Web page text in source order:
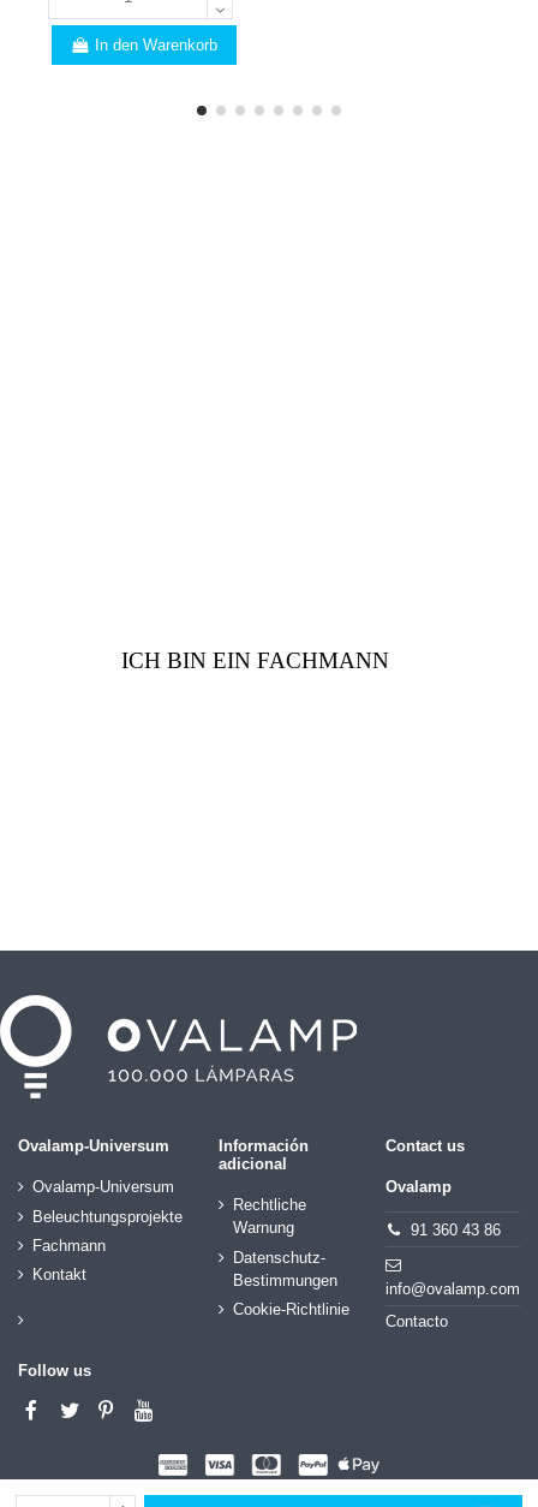
In den Warenkorb
ICH BIN EIN FACHMANN
Ovalamp-Universum
Ovalamp-Universum
Beleuchtungsprojekte
Fachmann
Kontakt
Información
adicional
Rechtliche
Warnung
Datenschutz-
Bestimmungen
Cookie-Richtlinie
Contact us
Ovalamp
91 360 43 86
info@ovalamp.com
Contacto
Follow us